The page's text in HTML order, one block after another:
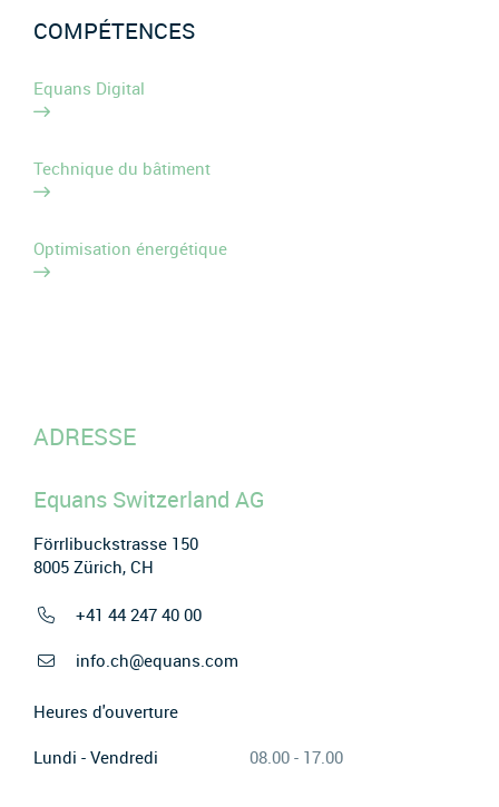
COMPÉTENCES
Equans Digital
Technique du bâtiment
Optimisation énergétique
ADRESSE
Equans Switzerland AG
Förrlibuckstrasse 150
8005 Zürich, CH
+41 44 247 40 00
info.ch@equans.com
Heures d'ouverture
Lundi - Vendredi 08.00 - 17.00